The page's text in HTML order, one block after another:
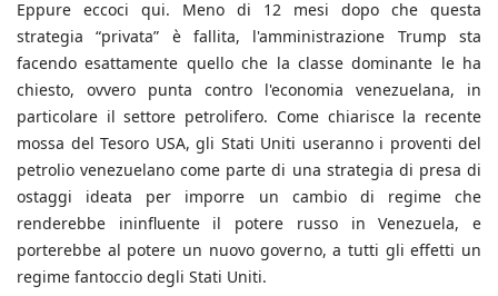
Eppure eccoci qui. Meno di 12 mesi dopo che questa
strategia “privata” è fallita, l'amministrazione Trump sta
facendo esattamente quello che la classe dominante le ha
chiesto, ovvero punta contro l'economia venezuelana, in
particolare il settore petrolifero. Come chiarisce la recente
mossa del Tesoro USA, gli Stati Uniti useranno i proventi del
petrolio venezuelano come parte di una strategia di presa di
ostaggi ideata per imporre un cambio di regime che
renderebbe ininfluente il potere russo in Venezuela, e
porterebbe al potere un nuovo governo, a tutti gli effetti un
regime fantoccio degli Stati Uniti.